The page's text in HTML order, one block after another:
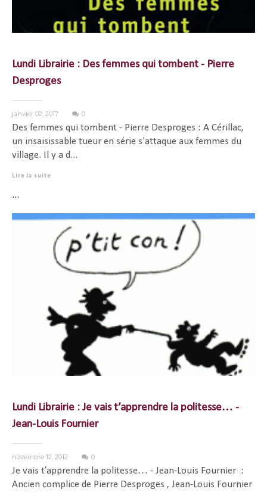
Lundi Librairie : Des femmes qui tombent - Pierre
Desproges
janvier 02, 2017 0
Des femmes qui tombent - Pierre Desproges : A Cérillac,
un insaisissable tueur en série s'attaque aux femmes du
village. Il y a d...
Lire la suite
...
Lundi Librairie : Je vais t’apprendre la politesse… -
Jean-Louis Fournier
novembre 12, 2012 0
Je vais t’apprendre la politesse… - Jean-Louis Fournier :
Ancien complice de Pierre Desproges , Jean-Louis Fournier